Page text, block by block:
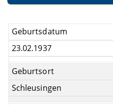
fis.uni-
Geburtsdatum
23.02.1937
Geburtsort
Schleusingen